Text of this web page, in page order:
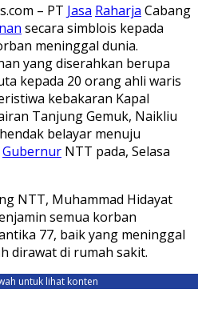
– PT Jasa Raharja Cabang
secara simblois kepada
meninggal dunia.
yang diserahkan berupa
kepada 20 orang ahli waris
kebakaran Kapal
Tanjung Gemuk, Naikliu
belayar menuju
Gubernur NTT pada, Selasa
NTT, Muhammad Hidayat
semua korban
77, baik yang meninggal
dirawat di rumah sakit.
untuk lihat konten